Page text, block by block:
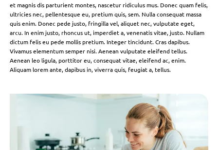
et magnis dis parturient montes, nascetur ridiculus mus. Donec quam felis,
ultricies nec, pellentesque eu, pretium quis, sem. Nulla consequat massa
quis enim. Donec pede justo, fringilla vel, aliquet nec, vulputate eget,
arcu. In enim justo, rhoncus ut, imperdiet a, venenatis vitae, justo. Nullam
dictum felis eu pede mollis pretium. Integer tincidunt. Cras dapibus.
Vivamus elementum semper nisi. Aenean vulputate eleifend tellus.
Aenean leo ligula, porttitor eu, consequat vitae, eleifend ac, enim.
Aliquam lorem ante, dapibus in, viverra quis, feugiat a, tellus.